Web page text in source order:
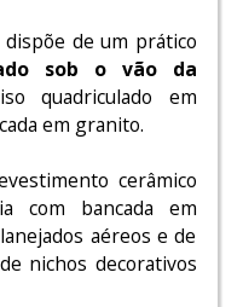
de um prático
sob o vão da
quadriculado em
em granito.
cerâmico
com bancada em
aéreos e de
nichos decorativos